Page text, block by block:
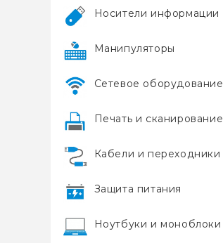
Носители информации
Манипуляторы
Сетевое оборудование
Печать и сканирование
Кабели и переходники
Защита питания
Ноутбуки и моноблоки